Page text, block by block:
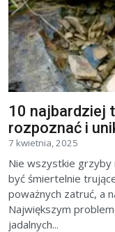
10 najbardziej
rozpoznać i
7 kwietnia, 2025
Nie wszystkie grzyby
być śmiertelnie
poważnych zatruć, a
Największym
jadalnych...